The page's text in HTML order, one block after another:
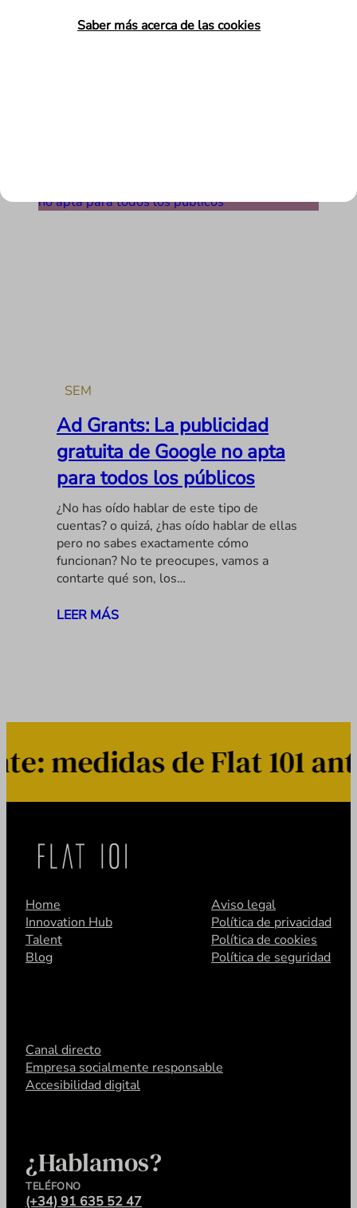
Saber más acerca de las cookies
SEM
Ad Grants: La publicidad
gratuita de Google no apta
para todos los públicos
¿No has oído hablar de este tipo de
cuentas? o quizá, ¿has oído hablar de ellas
pero no sabes exactamente cómo
funcionan? No te preocupes, vamos a
contarte qué son, los…
LEER MÁS
medidas de Flat 101
Home
Innovation Hub
Talent
Blog
Aviso legal
Política de privacidad
Política de cookies
Política de seguridad
Canal directo
Empresa socialmente responsable
Accesibilidad digital
¿Hablamos?
TELÉFONO
(+34) 91 635 52 47